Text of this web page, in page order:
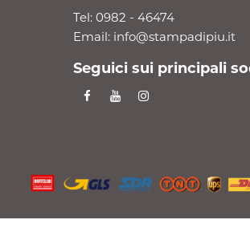
Tel: 0982 - 46474
Email: info@stampadipiu.it
Seguici sui principali